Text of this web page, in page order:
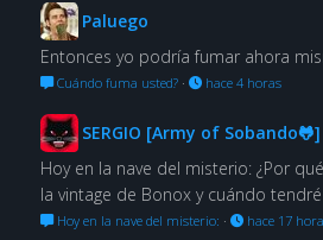
Paluego
Entonces yo podría fumar ahora
Cuándo fuma usted?· hace 4 horas
SERGIO [Army of Sobando🐸]
Hoy en la nave del misterio: ¿Por
la vintage de Bonox y cuándo
Hoy en la nave del misterio: · hace 17